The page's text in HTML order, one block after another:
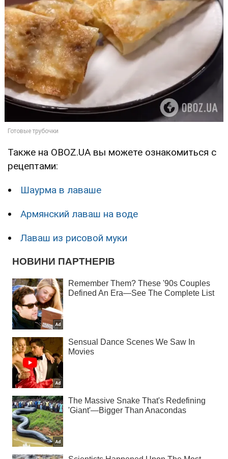
Также на OBOZ.UA вы можете ознакомиться с
рецептами:
Шаурма в лаваше
Армянский лаваш на воде
Лаваш из рисовой муки